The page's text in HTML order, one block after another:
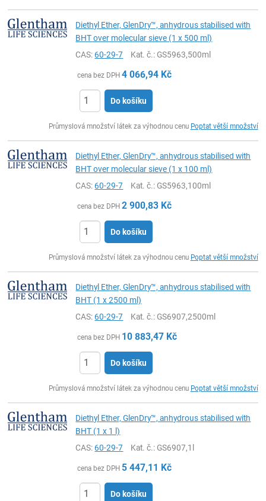
Diethyl Ether, GlenDry™, anhydrous stabilised with
BHT over molecular sieve (1 x 500 ml)
CAS:60-29-7 Kat. č.: GS5963,500ml
cena bez DPH 4 066,94 Kč
Do košíku
Průmyslová množství látek za výhodnou cenu Poptat větší množství
Diethyl Ether, GlenDry™, anhydrous stabilised with
BHT over molecular sieve (1 x 100 ml)
CAS:60-29-7 Kat. č.: GS5963,100ml
cena bez DPH 2 900,83 Kč
Do košíku
Průmyslová množství látek za výhodnou cenu Poptat větší množství
Diethyl Ether, GlenDry™, anhydrous stabilised with
BHT (1 x 2500 ml)
CAS:60-29-7 Kat. č.: GS6907,2500ml
cena bez DPH 10 883,47 Kč
Do košíku
Průmyslová množství látek za výhodnou cenu Poptat větší množství
Diethyl Ether, GlenDry™, anhydrous stabilised with
BHT (1 x 1 l)
CAS:60-29-7 Kat. č.: GS6907,1l
cena bez DPH 5 447,11 Kč
Do košíku